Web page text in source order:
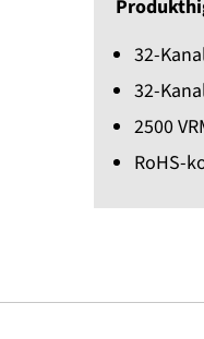
32-
32-
2500
RoHS-